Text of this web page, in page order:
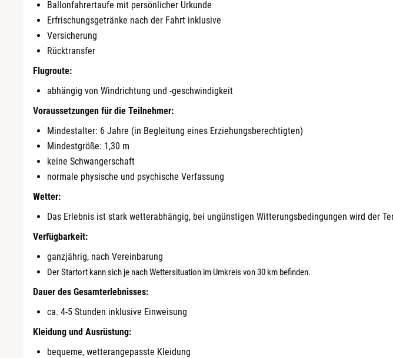
Ballonfahrertaufe mit persönlicher Urkunde
Erfrischungsgetränke nach der Fahrt inklusive
Versicherung
Rücktransfer
Flugroute:
abhängig von Windrichtung und -geschwindigkeit
Voraussetzungen für die Teilnehmer:
Mindestalter: 6 Jahre (in Begleitung eines Erziehungsberechtigten)
Mindestgröße: 1,30 m
keine Schwangerschaft
normale physische und psychische Verfassung
Wetter:
Das Erlebnis ist stark wetterabhängig, bei ungünstigen Witterungsbedingungen wird der
Verfügbarkeit:
ganzjährig, nach Vereinbarung
Der Startort kann sich je nach Wettersituation im Umkreis von 30 km befinden.
Dauer des Gesamterlebnisses:
ca. 4-5 Stunden inklusive Einweisung
Kleidung und Ausrüstung:
bequeme, wetterangepasste Kleidung